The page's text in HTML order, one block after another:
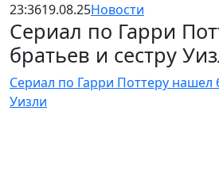
23:3619.08.25Новости
Сериал по Гарри
братьев и сестру
Сериал по Гарри Поттеру нашел
Уизли